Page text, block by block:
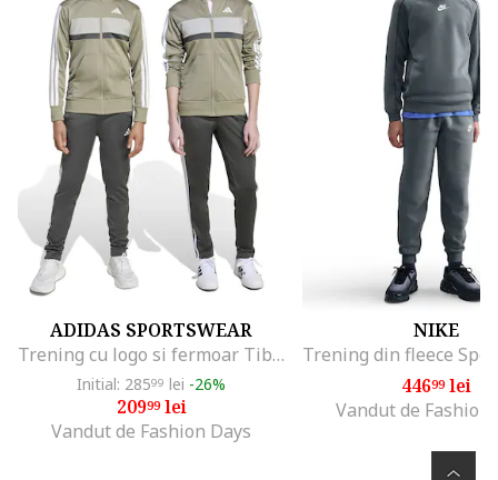
ADIDAS SPORTSWEAR
Trening cu logo si fermoar Tiberio, Gri deschis/Bej/Negru stins
Initial: 28599 lei -26%
20999lei
Vandut de Fashion Days
NIKE
44699lei
Vandut de Fashion